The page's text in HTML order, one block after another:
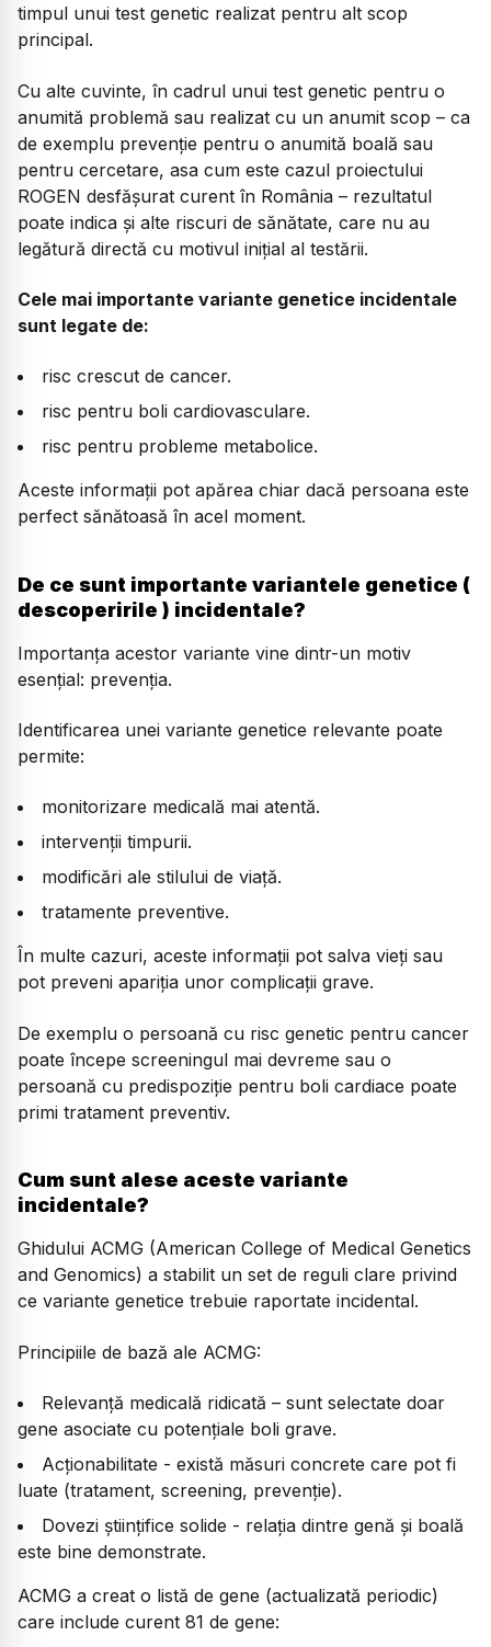
timpul unui test genetic realizat pentru alt scop
principal.
Cu alte cuvinte, în cadrul unui test genetic pentru o
anumită problemă sau realizat cu un anumit scop – ca
de exemplu prevenție pentru o anumită boală sau
pentru cercetare, asa cum este cazul proiectului
ROGEN desfășurat curent în România – rezultatul
poate indica și alte riscuri de sănătate, care nu au
legătură directă cu motivul inițial al testării.
Cele mai importante variante genetice incidentale
sunt legate de:
risc crescut de cancer.
risc pentru boli cardiovasculare.
risc pentru probleme metabolice.
Aceste informații pot apărea chiar dacă persoana este
perfect sănătoasă în acel moment.
De ce sunt importante variantele genetice (
descoperirile ) incidentale?
Importanța acestor variante vine dintr-un motiv
esențial: prevenția.
Identificarea unei variante genetice relevante poate
permite:
monitorizare medicală mai atentă.
intervenții timpurii.
modificări ale stilului de viață.
tratamente preventive.
În multe cazuri, aceste informații pot salva vieți sau
pot preveni apariția unor complicații grave.
De exemplu o persoană cu risc genetic pentru cancer
poate începe screeningul mai devreme sau o
persoană cu predispoziție pentru boli cardiace poate
primi tratament preventiv.
Cum sunt alese aceste variante
incidentale?
Ghidului ACMG (American College of Medical Genetics
and Genomics) a stabilit un set de reguli clare privind
ce variante genetice trebuie raportate incidental.
Principiile de bază ale ACMG:
Relevanță medicală ridicată – sunt selectate doar
gene asociate cu potențiale boli grave.
Acționabilitate - există măsuri concrete care pot fi
luate (tratament, screening, prevenție).
Dovezi științifice solide - relația dintre genă și boală
este bine demonstrate.
ACMG a creat o listă de gene (actualizată periodic)
care include curent 81 de gene: